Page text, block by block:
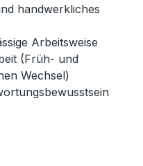
handwerkliches
Arbeitsweise
(Früh- und
Wechsel)